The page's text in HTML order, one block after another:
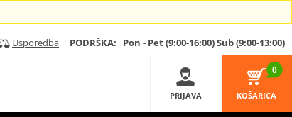
Usporedba PODRŠKA: Pon - Pet (9:00-16:00)Sub (9:00-13:00)
PRIJAVA
0
KOŠARICA